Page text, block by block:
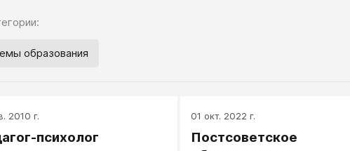
образования
2010 г.
психолог
01 окт. 2022 г.
Постсоветское